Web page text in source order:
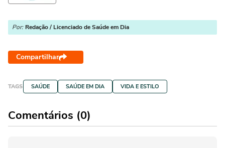
Por: Redação / Licenciado de Saúde em Dia
Compartilhar
TAGS SAÚDE SAÚDE EM DIA VIDA E ESTILO
Comentários (0)